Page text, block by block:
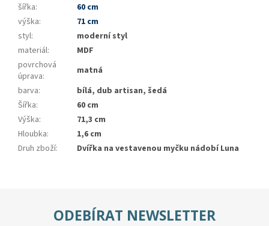
šířka:
60 cm
výška:
71 cm
styl:
moderní styl
materiál:
MDF
povrchová
úprava:
matná
barva:
bílá, dub artisan, šedá
Šířka:
60 cm
Výška:
71,3 cm
Hloubka:
1,6 cm
Druh zboží: Dvířka na vestavenou myčku nádobí Luna
ODEBÍRAT NEWSLETTER